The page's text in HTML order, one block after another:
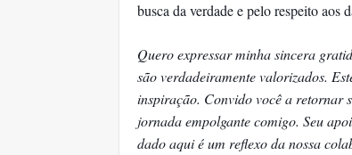
busca da verdade e pelo respeito aos
Quero expressar minha sincera
são verdadeiramente valorizados.
inspiração. Convido você a retornar
jornada empolgante comigo. Seu
dado aqui é um reflexo da nossa